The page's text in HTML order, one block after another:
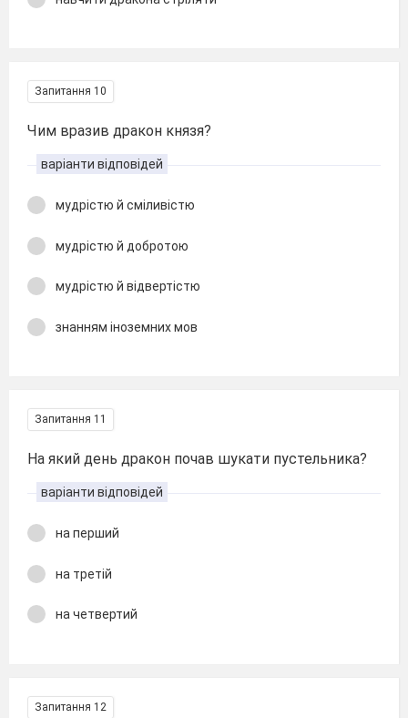
Запитання 10
Чим вразив дракон князя?
варіанти відповідей
мудрістю й сміливістю
мудрістю й добротою
мудрістю й відвертістю
знанням іноземних мов
Запитання 11
На який день дракон почав шукати пустельника?
варіанти відповідей
на перший
на третій
на четвертий
Запитання 12